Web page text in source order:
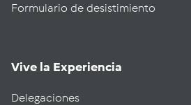
Formulario de desistimiento
Vive la Experiencia
Delegaciones